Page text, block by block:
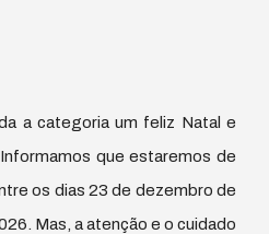
a categoria um feliz Natal e
que estaremos de
os dias 23 de dezembro de
Mas, a atenção e o cuidado